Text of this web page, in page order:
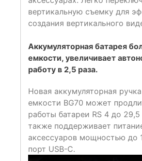
вертикальную съемку для
создания вертикального
Аккумуляторная батарея
емкости, увеличивает
работу в 2,5 раза.
Новая аккумуляторная
емкости BG70 может
работы батареи RS 4 до
также поддерживает
аксессуаров мощностью до
порт USB-C.